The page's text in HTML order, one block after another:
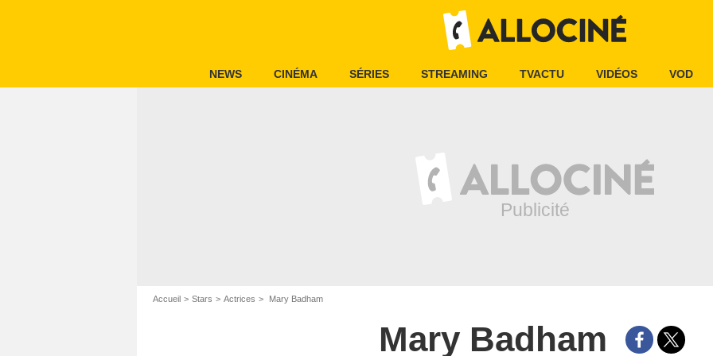
NEWS CINÉMA SÉRIES STREAMING TVACTU VIDÉOS VOD
Accueil Stars Actrices Mary Badham
Mary Badham